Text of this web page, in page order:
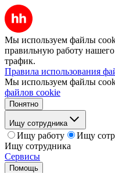
Мы используем файлы
правильную работу нашего
трафик.
Правила использования
Мы используем файлы
файлов cookie
Понятно
Ищу сотрудника
Ищу работу
Ищу
Ищу сотрудника
Сервисы
Помощь